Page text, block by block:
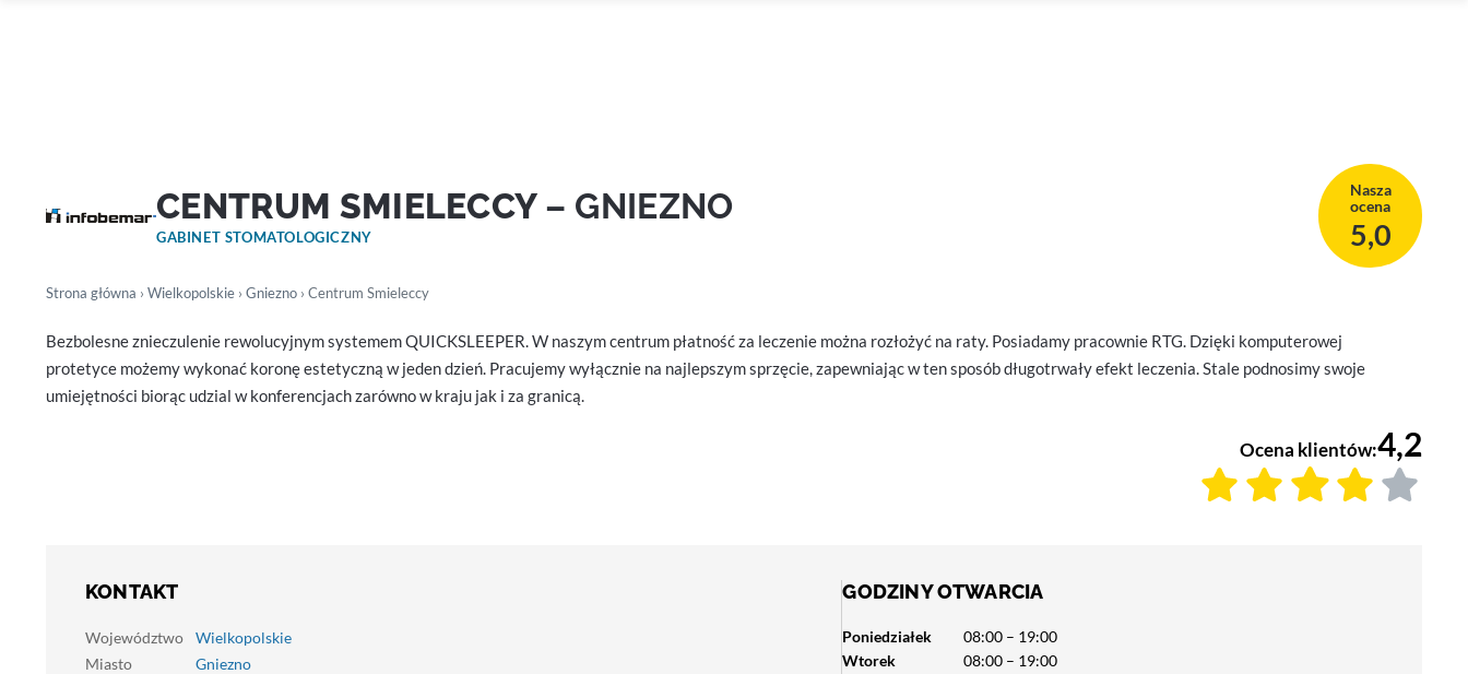
CENTRUM SMIELECCY – GNIEZNO
GABINET STOMATOLOGICZNY
Nasza
ocena
5,0
Strona główna › Wielkopolskie › Gniezno › Centrum Smieleccy
Bezbolesne znieczulenie rewolucyjnym systemem QUICKSLEEPER. W naszym centrum płatność za leczenie można rozłożyć na raty. Posiadamy pracownie RTG. Dzięki komputerowej
protetyce możemy wykonać koronę estetyczną w jeden dzień. Pracujemy wyłącznie na najlepszym sprzęcie, zapewniając w ten sposób długotrwały efekt leczenia. Stale podnosimy swoje
umiejętności biorąc udzial w konferencjach zarówno w kraju jak i za granicą.
Ocena klientów:4,2
KONTAKT
Województwo
Wielkopolskie
Miasto
Gniezno
GODZINY OTWARCIA
Poniedziałek
08:00 – 19:00
Wtorek
08:00 – 19:00